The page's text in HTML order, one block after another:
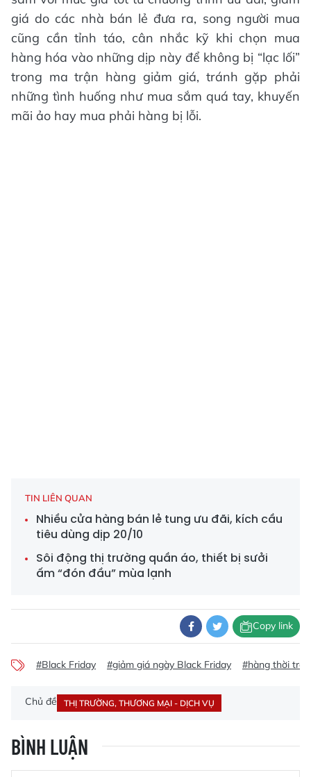
giá do các nhà bán lẻ đưa ra, song người mua
cũng cần tỉnh táo, cân nhắc kỹ khi chọn mua
hàng hóa vào những dịp này để không bị “lạc lối”
trong ma trận hàng giảm giá, tránh gặp phải
những tình huống như mua sắm quá tay, khuyến
mãi ảo hay mua phải hàng bị lỗi.
TIN LIÊN QUAN
Nhiều cửa hàng bán lẻ tung ưu đãi, kích cầu
tiêu dùng dịp 20/10
Sôi động thị trường quần áo, thiết bị sưởi
ấm “đón đầu” mùa lạnh
Copy link
#Black Friday #giảm giá ngày Black Friday #hàng thời
Chủ đề THỊ TRƯỜNG, THƯƠNG MẠI - DỊCH VỤ
BÌNH LUẬN